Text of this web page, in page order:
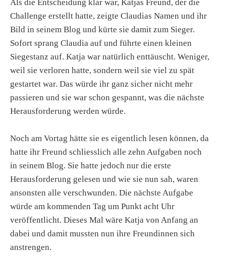
Als die Entscheidung klar war, Katjas Freund, der die
Challenge erstellt hatte, zeigte Claudias Namen und ihr
Bild in seinem Blog und kürte sie damit zum Sieger.
Sofort sprang Claudia auf und führte einen kleinen
Siegestanz auf. Katja war natürlich enttäuscht. Weniger,
weil sie verloren hatte, sondern weil sie viel zu spät
gestartet war. Das würde ihr ganz sicher nicht mehr
passieren und sie war schon gespannt, was die nächste
Herausforderung werden würde.
Noch am Vortag hätte sie es eigentlich lesen können, da
hatte ihr Freund schliesslich alle zehn Aufgaben noch
in seinem Blog. Sie hatte jedoch nur die erste
Herausforderung gelesen und wie sie nun sah, waren
ansonsten alle verschwunden. Die nächste Aufgabe
würde am kommenden Tag um Punkt acht Uhr
veröffentlicht. Dieses Mal wäre Katja von Anfang an
dabei und damit mussten nun ihre Freundinnen sich
anstrengen.